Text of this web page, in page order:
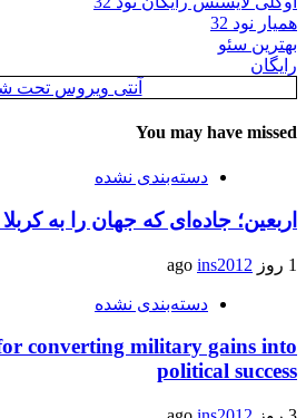
همیار نود 32
بهترین سئو
رایگان
آنتی ویروس تحت
You may have missed
دسته‌بندی نشده
اربعین؛ جاده‌ای که جهان را به
1 روز ago ins2012
دسته‌بندی نشده
converting military gains into
political success